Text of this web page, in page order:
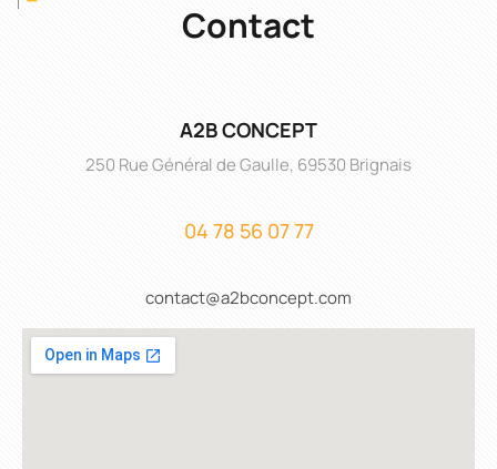
Contact
A2B CONCEPT
250 Rue Général de Gaulle, 69530 Brignais
04 78 56 07 77
contact@a2bconcept.com